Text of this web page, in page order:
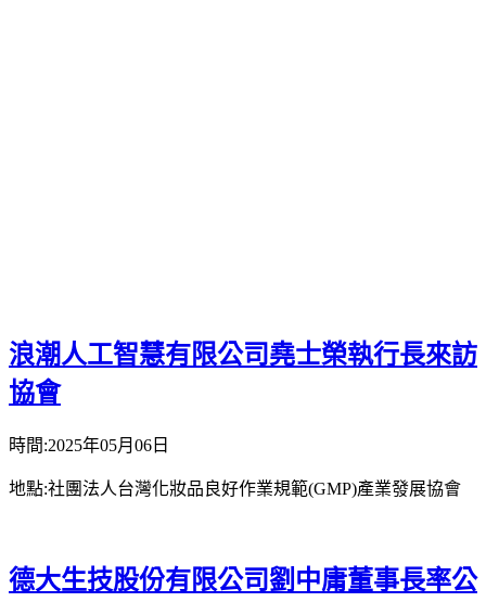
浪潮人工智慧有限公司堯士榮執行長來訪
協會
時間:2025年05月06日
地點:社團法人台灣化妝品良好作業規範(GMP)產業發展協會
德大生技股份有限公司劉中庸董事長率公